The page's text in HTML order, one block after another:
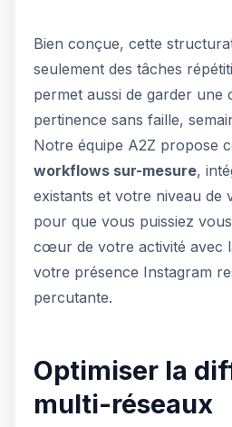
Bien conçue, cette
seulement des tâches
permet aussi de garder une
pertinence sans faille,
Notre équipe A2Z propose
workflows sur-mesure,
existants et votre niveau de
pour que vous puissiez
cœur de votre activité avec
votre présence Instagram
percutante.
Optimiser la
multi-réseaux